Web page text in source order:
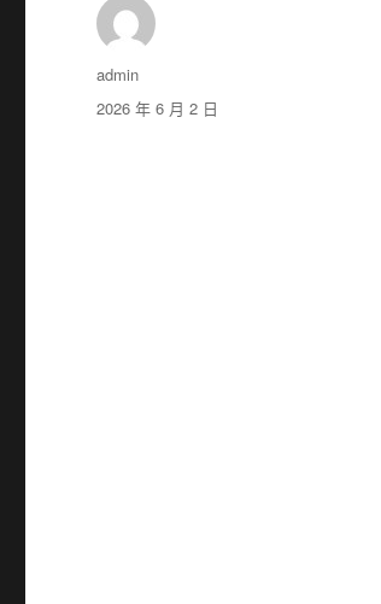
作
者
admin
發
2026 年 6 月 2 日